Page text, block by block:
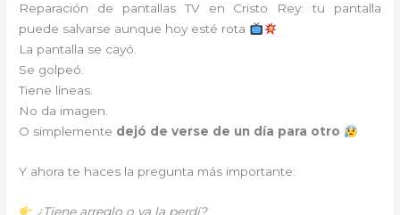
Reparación de pantallas TV en Cristo Rey: tu pantalla
puede salvarse aunque hoy esté rota
La pantalla se cayó.
Se golpeó.
Tiene líneas.
No da imagen.
O simplemente dejó de verse de un día para otro
Y ahora te haces la pregunta más importante:
¿Tiene arreglo o ya la perdí?